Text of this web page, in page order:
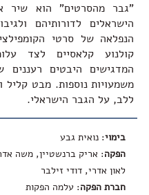
"גבר מהסרטים" הוא שיר
הישראלים לדורותיהם
הנפלאה של סרטי
קולנוע קלאסיים לצד
המדגישים היבטים
משמעויות נוספות. מבט
ללב, על הגבר הישראלי.
בימוי: נואית גבע
הפקה: אריק ברנשטיין, משה
לאון אדרי, דודי זילבר
חברת הפקה: עלמה הפקות